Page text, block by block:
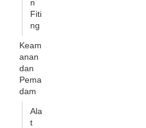
n
Fiti
ng
Keam
anan
dan
Pema
dam
Ala
t